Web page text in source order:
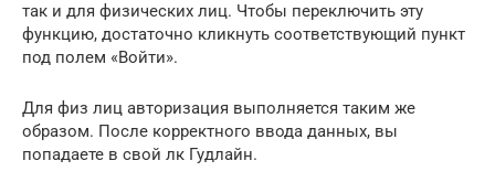
так и для физических лиц. Чтобы переключить эту
функцию, достаточно кликнуть соответствующий пункт
под полем «Войти».
Для физ лиц авторизация выполняется таким же
образом. После корректного ввода данных, вы
попадаете в свой лк Гудлайн.